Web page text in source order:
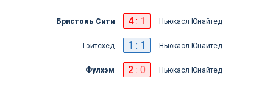
Бристоль Сити 4: 1 Ньюкасл Юнайтед
Гэйтсхед 1 : 1 Ньюкасл Юнайтед
Фулхэм 2: 0 Ньюкасл Юнайтед